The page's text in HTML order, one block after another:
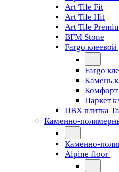
Art Tile Fit
Art Tile Hit
Art Tile
BFM Stone
Fargo клеевой
Fargo
Камень
Комфорт
Паркет
ПВХ плитка
Каменно-
Каменно-
Alpine floor